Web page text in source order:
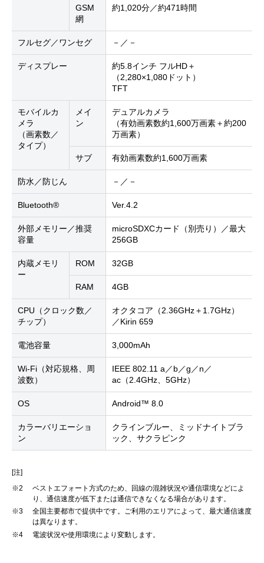
GSM
網
約1,020分／約471時間
フルセグ／ワンセグ －／－
ディスプレー
約5.8インチ フルHD＋
（2,280×1,080ドット）
TFT
モバイルカ
メラ
（画素数／
タイプ）
メイ
ン
デュアルカメラ
（有効画素数約1,600万画素＋約200
万画素）
サブ 有効画素数約1,600万画素
防水／防じん －／－
Bluetooth® Ver.4.2
外部メモリー／推奨
容量
microSDXCカード（別売り）／最大
256GB
内蔵メモリ
ー
ROM 32GB
RAM 4GB
CPU（クロック数／
チップ）
オクタコア（2.36GHz＋1.7GHz）
／Kirin 659
電池容量 3,000mAh
Wi-Fi（対応規格、周
波数）
IEEE 802.11 a／b／g／n／
ac（2.4GHz、5GHz）
OS Android™ 8.0
カラーバリエーショ
ン
クラインブルー、ミッドナイトブラ
ック、サクラピンク
[注]
※2
ベストエフォート方式のため、回線の混雑状況や通信環境などによ
り、通信速度が低下または通信できなくなる場合があります。
※3
全国主要都市で提供中です。ご利用のエリアによって、最大通信速度
は異なります。
※4
電波状況や使用環境により変動します。